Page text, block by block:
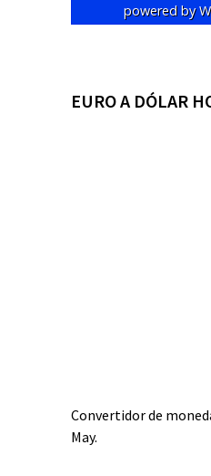
powered by
EURO A DÓLAR
Convertidor de
May.